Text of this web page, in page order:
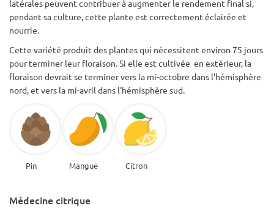
latérales peuvent contribuer à augmenter le rendement final si,
pendant sa culture, cette plante est correctement éclairée et
nourrie.
Cette variété produit des plantes qui nécessitent environ 75 jours
pour terminer leur floraison. Si elle est cultivée en extérieur, la
floraison devrait se terminer vers la mi-octobre dans l'hémisphère
nord, et vers la mi-avril dans l'hémisphère sud.
Pin Mangue Citron
Médecine citrique